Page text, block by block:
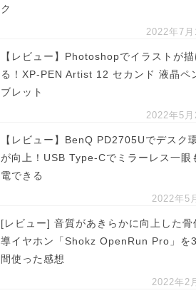
ク
2022年7月
【レビュー】Photoshopでイラストが描
る！XP-PEN Artist 12 セカンド 液晶ペ
ブレット
2022年5月
【レビュー】BenQ PD2705Uでデスク
が向上！USB Type-Cでミラーレス一眼
電できる
2022年5
[レビュー] 音質があきらかに向上した骨
導イヤホン「Shokz OpenRun Pro」を
間使った感想
2022年2